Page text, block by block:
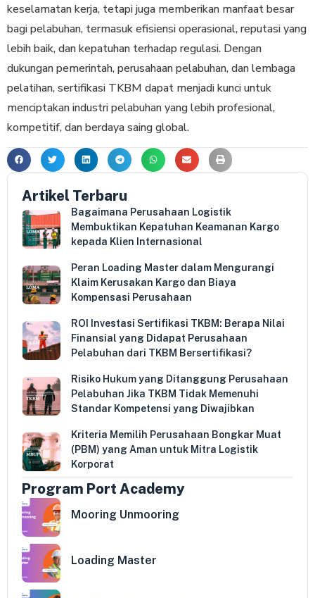
keselamatan kerja, tetapi juga memberikan manfaat besar
bagi pelabuhan, termasuk efisiensi operasional, reputasi yang
lebih baik, dan kepatuhan terhadap regulasi. Dengan
dukungan pemerintah, perusahaan pelabuhan, dan lembaga
pelatihan, sertifikasi TKBM dapat menjadi kunci untuk
menciptakan industri pelabuhan yang lebih profesional,
kompetitif, dan berdaya saing global.
Artikel Terbaru
Bagaimana Perusahaan Logistik
Membuktikan Kepatuhan Keamanan Kargo
kepada Klien Internasional
Peran Loading Master dalam Mengurangi
Klaim Kerusakan Kargo dan Biaya
Kompensasi Perusahaan
ROI Investasi Sertifikasi TKBM: Berapa Nilai
Finansial yang Didapat Perusahaan
Pelabuhan dari TKBM Bersertifikasi?
Risiko Hukum yang Ditanggung Perusahaan
Pelabuhan Jika TKBM Tidak Memenuhi
Standar Kompetensi yang Diwajibkan
Kriteria Memilih Perusahaan Bongkar Muat
(PBM) yang Aman untuk Mitra Logistik
Korporat
Program Port Academy
Mooring Unmooring
Loading Master